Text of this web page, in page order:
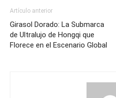
Artículo anterior
Girasol Dorado: La Submarca
de Ultralujo de Hongqi que
Florece en el Escenario Global